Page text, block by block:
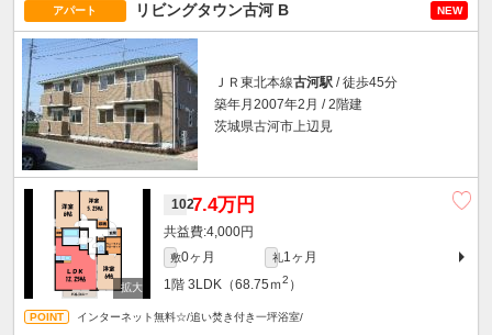
アパート リビングタウン古河 B NEW
ＪＲ東北本線古河駅 / 徒歩45分
築年月2007年2月 / 2階建
茨城県古河市上辺見
1027.4万円
4,000円
敷0ヶ月 礼1ヶ月
1階 3LDK（68.75ｍ2 ）
インターネット無料☆/追い焚き付き一坪浴室/